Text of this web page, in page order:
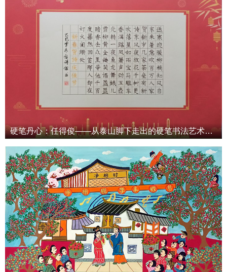
硬笔丹心：任得俊——从泰山脚下走出的硬笔书法艺术革新者